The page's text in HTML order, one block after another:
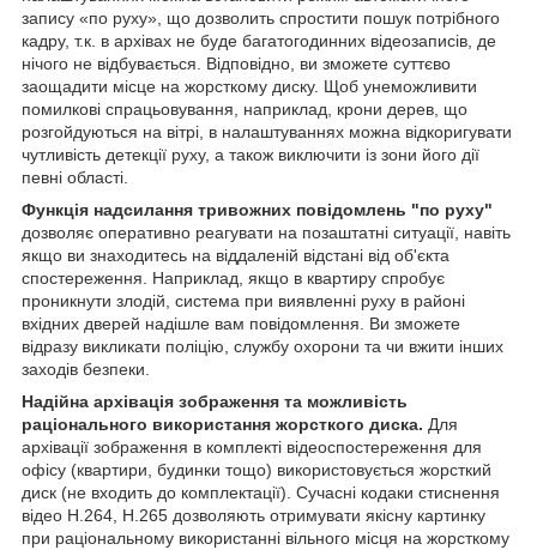
запису «по руху», що дозволить спростити пошук потрібного
кадру, т.к. в архівах не буде багатогодинних відеозаписів, де
нічого не відбувається. Відповідно, ви зможете суттєво
заощадити місце на жорсткому диску. Щоб унеможливити
помилкові спрацьовування, наприклад, крони дерев, що
розгойдуються на вітрі, в налаштуваннях можна відкоригувати
чутливість детекції руху, а також виключити із зони його дії
певні області.
Функція надсилання тривожних повідомлень "по руху"
дозволяє оперативно реагувати на позаштатні ситуації, навіть
якщо ви знаходитесь на віддаленій відстані від об'єкта
спостереження. Наприклад, якщо в квартиру спробує
проникнути злодій, система при виявленні руху в районі
вхідних дверей надішле вам повідомлення. Ви зможете
відразу викликати поліцію, службу охорони та чи вжити інших
заходів безпеки.
Надійна архівація зображення та можливість
раціонального використання жорсткого диска. Для
архівації зображення в комплекті відеоспостереження для
офісу (квартири, будинки тощо) використовується жорсткий
диск (не входить до комплектації). Сучасні кодаки стиснення
відео H.264, H.265 дозволяють отримувати якісну картинку
при раціональному використанні вільного місця на жорсткому